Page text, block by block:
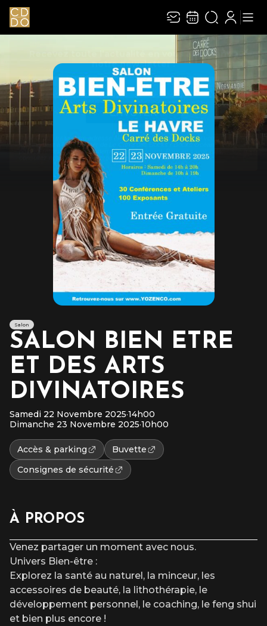
Recevez toute l’actualité en vous abonnant à
notre newsletter :
ENVOYER
Rivaj Group traite votre adresse électronique pour la gestion de votre abonnement à
la newsletter deLe Carré des Docks / Docks Océane
consentement à tout moment. Pour en savoir plus, consultez notrepolitique de
protection des données.
Salon
SALON BIEN ETRE
ET DES ARTS
DIVINATOIRES
Samedi 22 Novembre 2025·14h00
Dimanche 23 Novembre 2025·10h00
Accès & parking
Buvette
Consignes de sécurité
À PROPOS
Venez partager un moment avec nous.
Univers Bien-être :
Explorez la santé au naturel, la minceur, les
accessoires de beauté, la lithothérapie, le
développement personnel, le coaching, le feng shui
et bien plus encore !